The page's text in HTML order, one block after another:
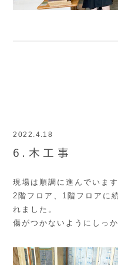
2022.4.18
6.木工事
現場は順調に進んでいます
2階フロア、1階フロアに
れました。
傷がつかないようにしっ